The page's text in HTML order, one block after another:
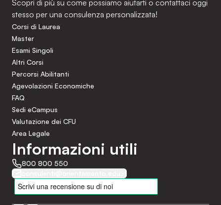
Scopri di più su come possiamo aiutarti o contattaci oggi
stesso per una consulenza personalizzata!
Corsi di Laurea
Master
Esami Singoli
Altri Corsi
Percorsi Abilitanti
Agevolazioni Economiche
FAQ
Sedi eCampus
Valutazione dei CFU
Area Legale
Informazioni utili
800 800 550
consulenti@orientamento.edu.it